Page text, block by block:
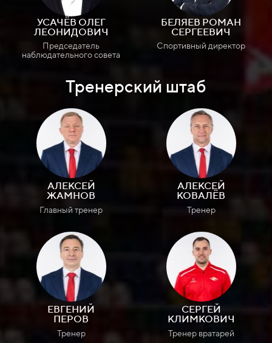
УСАЧЁВ ОЛЕГ
ЛЕОНИДОВИЧ
Председатель
наблюдательного совета
БЕЛЯЕВ РОМАН
СЕРГЕЕВИЧ
Спортивный директор
Тренерский штаб
АЛЕКСЕЙ
ЖАМНОВ
Главный тренер
АЛЕКСЕЙ
КОВАЛЁВ
Тренер
ЕВГЕНИЙ
ПЕРОВ
Тренер
СЕРГЕЙ
КЛИМКОВИЧ
Тренер вратарей